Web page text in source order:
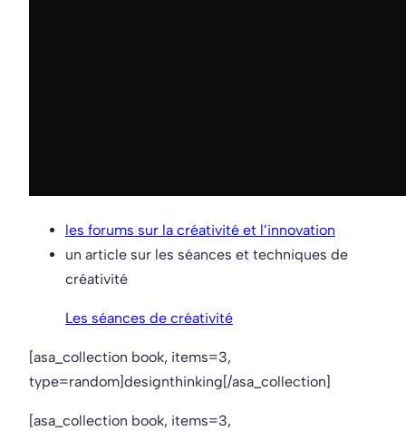
les forums sur la créativité et l’innovation
un article sur les séances et techniques de
créativité
Les séances de créativité
[asa_collection book, items=3,
type=random]designthinking[/asa_collection]
[asa_collection book, items=3,